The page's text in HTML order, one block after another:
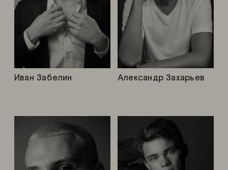
Иван Забелин Александр Захарьев